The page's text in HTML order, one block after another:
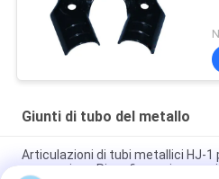
Giunti di tubo del metallo
Articulazioni di tubi metallici HJ-1
magazzino - Riconfigurazione